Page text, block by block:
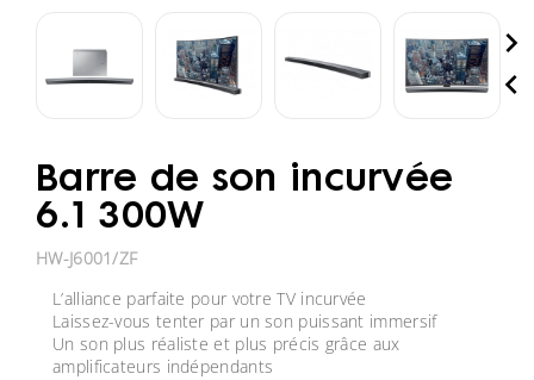


Barre de son incurvée
6.1 300W
HW-J6001/ZF
L’alliance parfaite pour votre TV incurvée
Laissez-vous tenter par un son puissant immersif
Un son plus réaliste et plus précis grâce aux
amplificateurs indépendants